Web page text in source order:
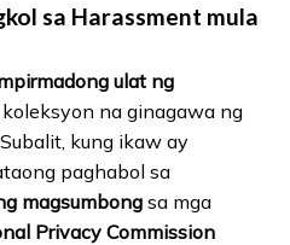
sa Harassment mula
ulat ng
na ginagawa ng
kung ikaw ay
paghabol sa
magsumbong sa mga
Privacy Commission